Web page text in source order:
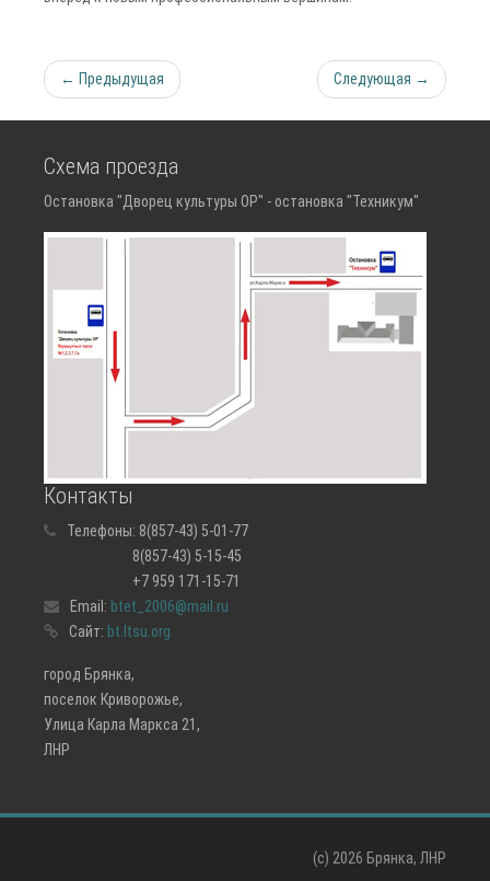
← Предыдущая Следующая →
Схема проезда
Остановка "Дворец культуры ОР" - остановка "Техникум"
Контакты
Телефоны: 8(857-43) 5-01-77
8(857-43) 5-15-45
+7 959 171-15-71
Email: btet_2006@mail.ru
Сайт: bt.ltsu.org
город Брянка,
поселок Криворожье,
Улица Карла Маркса 21,
ЛНР
(c) 2026 Брянка, ЛНР